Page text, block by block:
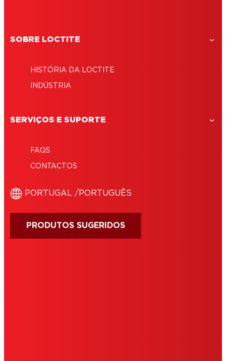
SOBRE LOCTITE
HISTÓRIA DA LOCTITE
INDÚSTRIA
SERVIÇOS E SUPORTE
FAQS
CONTACTOS
‎PORTUGAL /‎PORTUGUÊS
PRODUTOS SUGERIDOS